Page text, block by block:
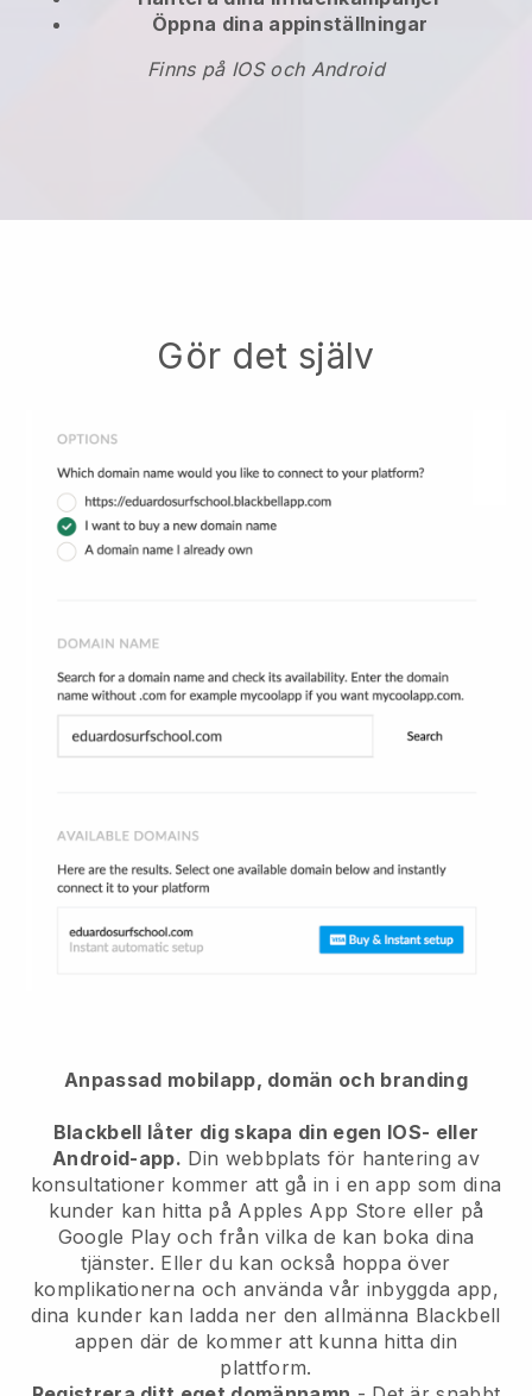
Öppna dina appinställningar
Finns på IOS och Android
Gör det själv
Anpassad mobilapp, domän och branding
Blackbell låter dig skapa din egen IOS- eller
Android-app. Din webbplats för hantering av
konsultationer kommer att gå in i en app som dina
kunder kan hitta på Apples App Store eller på
Google Play och från vilka de kan boka dina
tjänster. Eller du kan också hoppa över
komplikationerna och använda vår inbyggda app,
dina kunder kan ladda ner den allmänna Blackbell
appen där de kommer att kunna hitta din
plattform.